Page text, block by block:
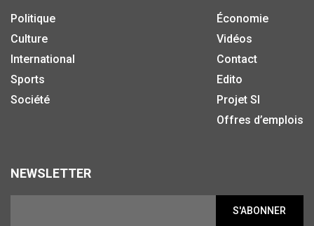
Politique
Culture
International
Sports
Société
Économie
Vidéos
Contact
Edito
Projet SI
Offres d’emplois
NEWSLETTER
S'ABONNER